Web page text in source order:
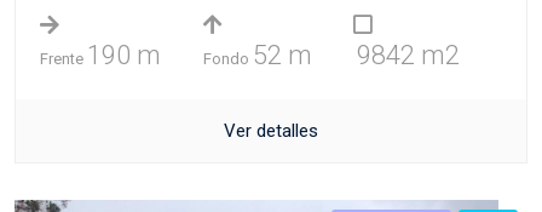
Frente 190 m Fondo 52 m 9842 m2
Ver detalles